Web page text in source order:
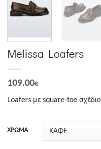
Melissa Loafers
109.00€
Loafers με square-toe σχέδιο
ΧΡΩΜΑ